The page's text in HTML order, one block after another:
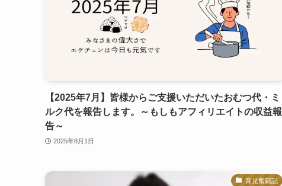
【2025年7月】皆様からご支援いただいたおむつ代・ミ
ルク代を報告します。～もしもアフィリエイトの収益報
告～
2025年8月1日
育児奮闘記